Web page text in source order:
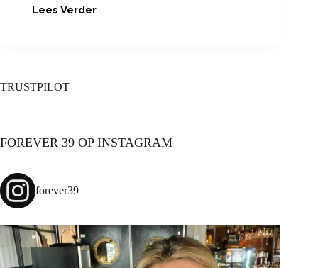
Lees Verder
TAKE
TRUSTPILOT
FOREVER 39 OP INSTAGRAM
forever39